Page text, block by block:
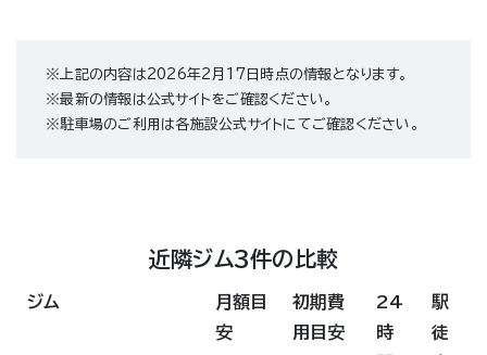
※上記の内容は2026年2月17日時点の情報となります。
※最新の情報は公式サイトをご確認ください。
※駐車場のご利用は各施設公式サイトにてご確認ください。
近隣ジム3件の比較
ジム
月額目
安
初期費
用目安
24
時
駅
徒